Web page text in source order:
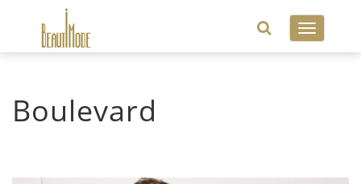
Toggle
Boulevard